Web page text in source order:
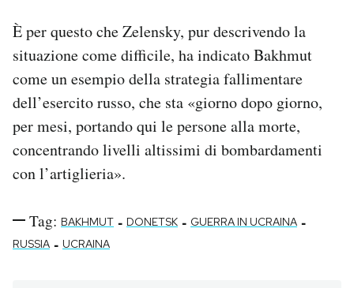
È per questo che Zelensky, pur descrivendo la
situazione come difficile, ha indicato Bakhmut
come un esempio della strategia fallimentare
dell’esercito russo, che sta «giorno dopo giorno,
per mesi, portando qui le persone alla morte,
concentrando livelli altissimi di bombardamenti
con l’artiglieria».
Tag: BAKHMUT - DONETSK - GUERRA IN UCRAINA -
RUSSIA - UCRAINA